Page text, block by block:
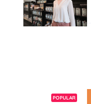
POPULAR